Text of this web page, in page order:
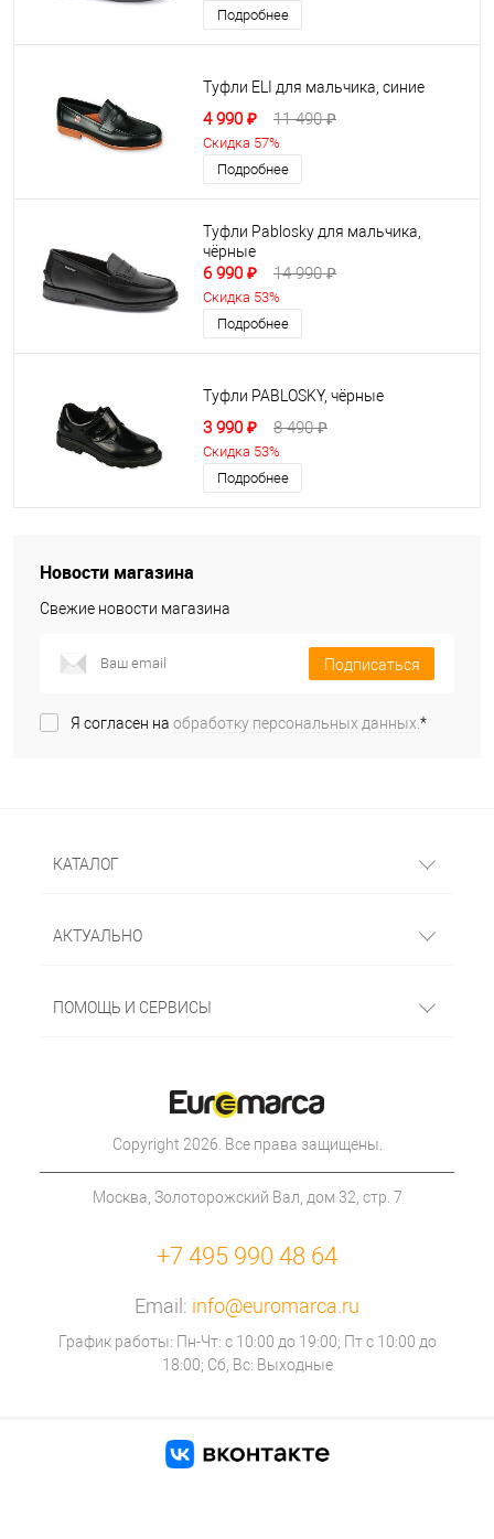
Подробнее
Туфли ELI для мальчика, синие
4 990 ₽ 11 490 ₽
Скидка 57%
Подробнее
Туфли Pablosky для мальчика,
чёрные
6 990 ₽ 14 990 ₽
Скидка 53%
Подробнее
Туфли PABLOSKY, чёрные
3 990 ₽ 8 490 ₽
Скидка 53%
Подробнее
Новости магазина
Свежие новости магазина
Подписаться
Я согласен на обработку персональных данных.*
КАТАЛОГ
АКТУАЛЬНО
ПОМОЩЬ И СЕРВИСЫ
Copyright 2026. Все права защищены.
Москва, Золоторожский Вал, дом 32, стр. 7
+7 495 990 48 64
Email: info@euromarca.ru
График работы: Пн-Чт: с 10:00 до 19:00; Пт с 10:00 до
18:00; Сб, Вс: Выходные